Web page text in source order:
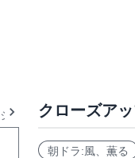
ショッピング 学ぶ
クローズア
朝ドラ:風、薫る